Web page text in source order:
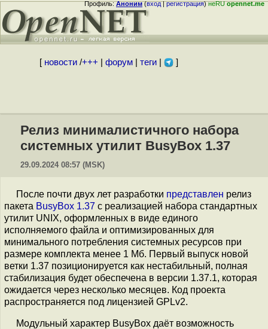
Профиль:Аноним(вход|регистрация)неRUopennet.me
[ новости/+++ форум| теги| ]
Релиз минималистичного набора
системных утилит BusyBox 1.37
29.09.2024 08:57 (MSK)
После почти двух лет разработки представлен релиз
пакета BusyBox 1.37 с реализацией набора стандартных
утилит UNIX, оформленных в виде единого
исполняемого файла и оптимизированных для
минимального потребления системных ресурсов при
размере комплекта менее 1 Мб. Первый выпуск новой
ветки 1.37 позиционируется как нестабильный, полная
стабилизация будет обеспечена в версии 1.37.1, которая
ожидается через несколько месяцев. Код проекта
распространяется под лицензией GPLv2.
Модульный характер BusyBox даёт возможность